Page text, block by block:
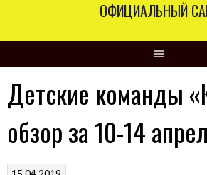
ОФИЦИАЛЬНЫЙ
Детские команды
обзор за 10-14